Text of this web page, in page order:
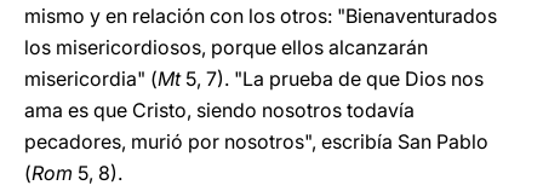
mismo y en relación con los otros: "Bienaventurados
los misericordiosos, porque ellos alcanzarán
misericordia" (Mt5, 7). "La prueba de que Dios nos
ama es que Cristo, siendo nosotros todavía
pecadores, murió por nosotros", escribía San Pablo
(Rom 5, 8).